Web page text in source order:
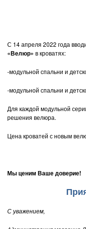
С 14 апреля 2022 года
«Велюр» в кроватях:
-модульной спальни и
-модульной спальни и
Для каждой модульной
решения велюра.
Цена кроватей с новым
Мы ценим Ваше доверие!
С уважением,